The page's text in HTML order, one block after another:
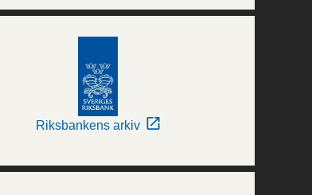
Riksbankens arkiv